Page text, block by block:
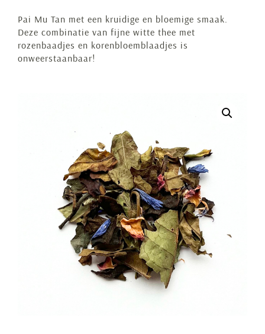
Pai Mu Tan met een kruidige en bloemige smaak.
Deze combinatie van fijne witte thee met
rozenbaadjes en korenbloemblaadjes is
onweerstaanbaar!